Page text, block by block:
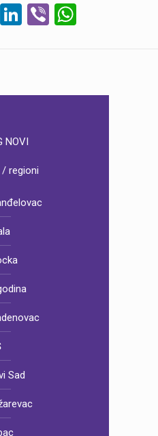
LinkedIn
Viber
NOVI
regioni
Sad